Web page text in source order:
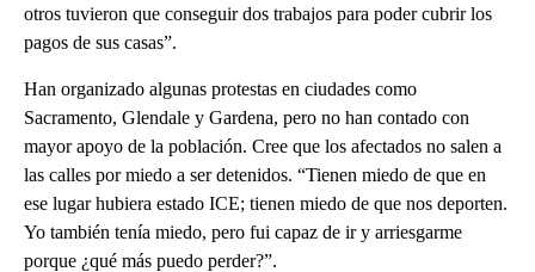
otros tuvieron que conseguir dos trabajos para poder cubrir los
pagos de sus casas”.
Han organizado algunas protestas en ciudades como
Sacramento, Glendale y Gardena, pero no han contado con
mayor apoyo de la población. Cree que los afectados no salen a
las calles por miedo a ser detenidos. “Tienen miedo de que en
ese lugar hubiera estado ICE; tienen miedo de que nos deporten.
Yo también tenía miedo, pero fui capaz de ir y arriesgarme
porque ¿qué más puedo perder?”.